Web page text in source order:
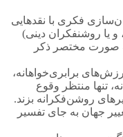
فکری با نقدهایی
یا روشنفکران دینی)
صورت مختصر ذکر
برابری‌خواهانه،
تنها منتظر وقوع
روشن‌فکرانه بزند.
جهان به جای تفسیر